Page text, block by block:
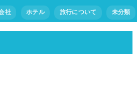
社 ホテル 旅行について 未分類